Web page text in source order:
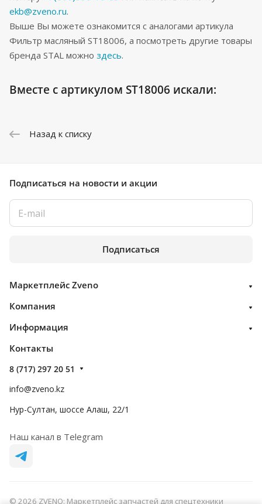
ekb@zveno.ru.
Выше Вы можете ознакомится с аналогами артикула
Фильтр масляный ST18006, а посмотреть другие товары
бренда STAL можно здесь.
Вместе с артикулом ST18006 искали:
Назад к списку
Подписаться на новости и акции
Подписаться
Маркетплейс Zveno
Компания
Информация
Контакты
8 (717) 297 20 51
info@zveno.kz
Нур-Султан, шоссе Алаш, 22/1
Наш канал в Telegram
© 2026 ZVENO: Маркетплейс запчастей для спецтехники